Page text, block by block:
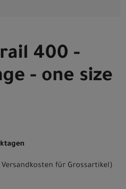
400 -
- one size
Versandkosten für Grossartikel)